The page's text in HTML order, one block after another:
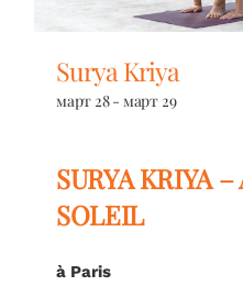
Surya Kriya
март 28- март 29
SURYA KRIYA
SOLEIL
à Paris